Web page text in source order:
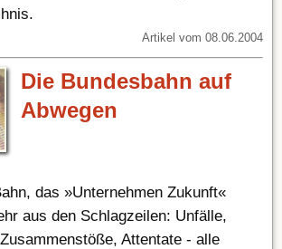
Artikel vom 08.06.2004
Die Bundesbahn auf
Abwegen
das »Unternehmen Zukunft«
aus den Schlagzeilen: Unfälle,
Attentate - alle